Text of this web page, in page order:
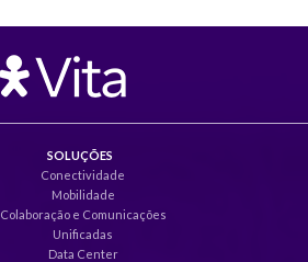
SOLUÇÕES
Conectividade
Mobilidade
Colaboração e Comunicações
Unificadas
Data Center